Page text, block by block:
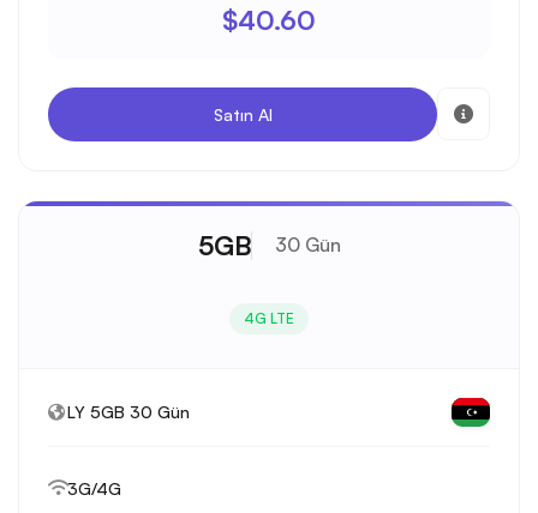
$40.60
Satın Al
5GB 30 Gün
4G LTE
LY 5GB 30 Gün
3G/4G